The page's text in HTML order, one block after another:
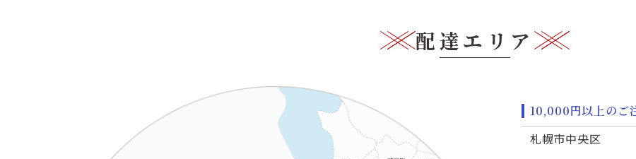
配達エリア
10,000円以上のご
札幌市中央区